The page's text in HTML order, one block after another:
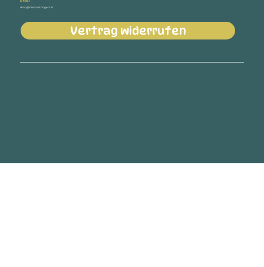
shop@diestoettingers.at
Vertrag widerrufen